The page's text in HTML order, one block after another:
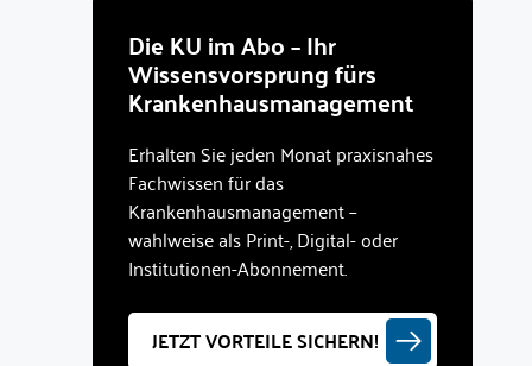
Die KU im Abo – Ihr
Wissensvorsprung fürs
Krankenhausmanagement
Erhalten Sie jeden Monat praxisnahes
Fachwissen für das
Krankenhausmanagement –
wahlweise als Print-, Digital- oder
Institutionen-Abonnement.
JETZT VORTEILE SICHERN!